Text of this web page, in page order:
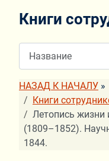
Книги
НАЗАД К НАЧАЛУ »
Книги
Летопись жизни
(1809–1852).
1844.